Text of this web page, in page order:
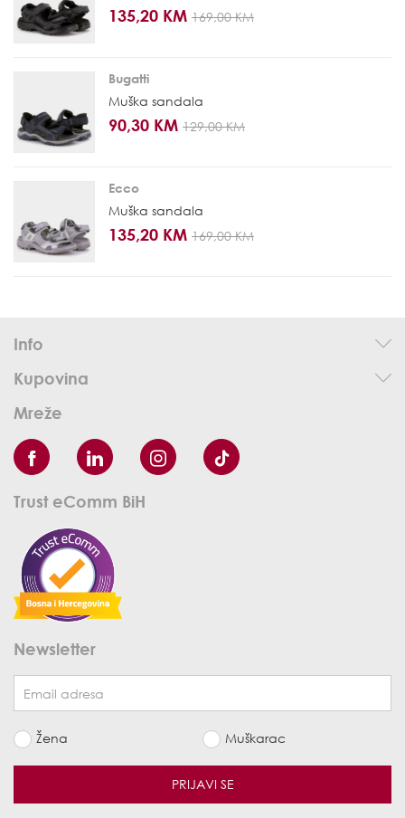
135,20 KM 169,00 KM
Bugatti
Muška sandala
90,30 KM 129,00 KM
Ecco
Muška sandala
135,20 KM 169,00 KM
Info
Kupovina
Mreže
Trust eComm BiH
Newsletter
Žena Muškarac
PRIJAVI SE